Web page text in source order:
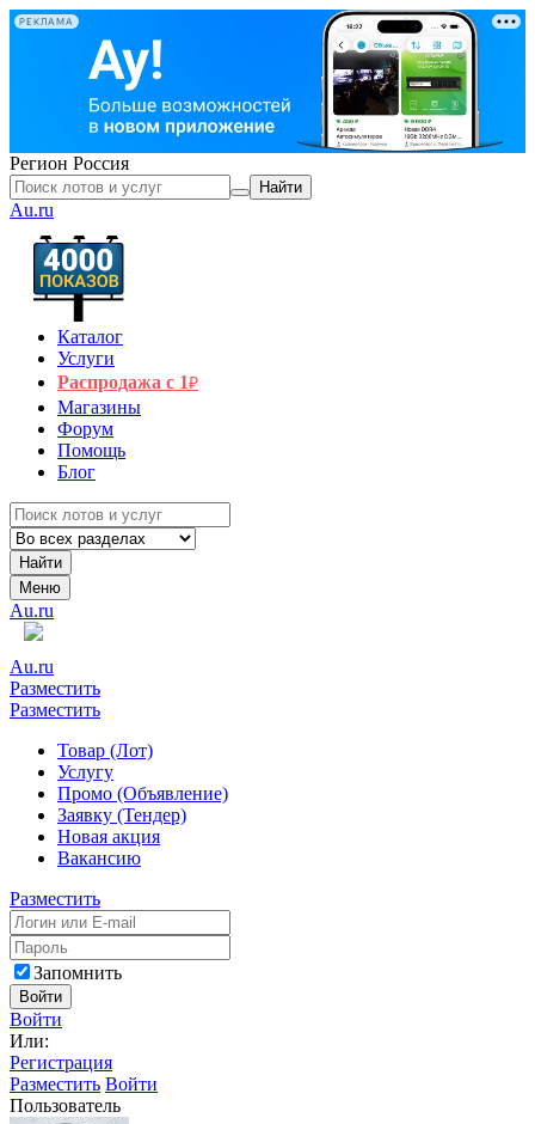
РЕКЛАМА
Регион Россия
Найти
Au.ru
Каталог
Услуги
Распродажа с 1₽
Магазины
Форум
Помощь
Блог
Найти
Меню
Au.ru
Au.ru
Разместить
Разместить
Товар (Лот)
Услугу
Промо (Объявление)
Заявку (Тендер)
Новая акция
Вакансию
Разместить
Запомнить
Войти
Войти
Или:
Регистрация
Разместить Войти
Пользователь